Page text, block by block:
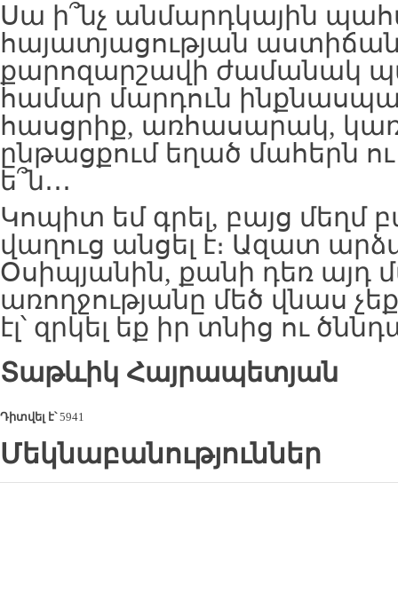
Սա ի՞նչ անմարդկային
հայատյացության աստիճան
քարոզարշավի ժամանակ
համար մարդուն
հասցրիք, առհասարակ,
ընթացքում եղած մահերն ու
ե՞ն․․․
Կոպիտ եմ գրել, բայց մեղմ
վաղուց անցել է։ Ազատ
Օսիպյանին, քանի դեռ այդ
առողջությանը մեծ վնաս
էլ՝ զրկել եք իր տնից ու
Տաթևիկ Հայրապետյան
Դիտվել է՝5941
Մեկնաբանություններ